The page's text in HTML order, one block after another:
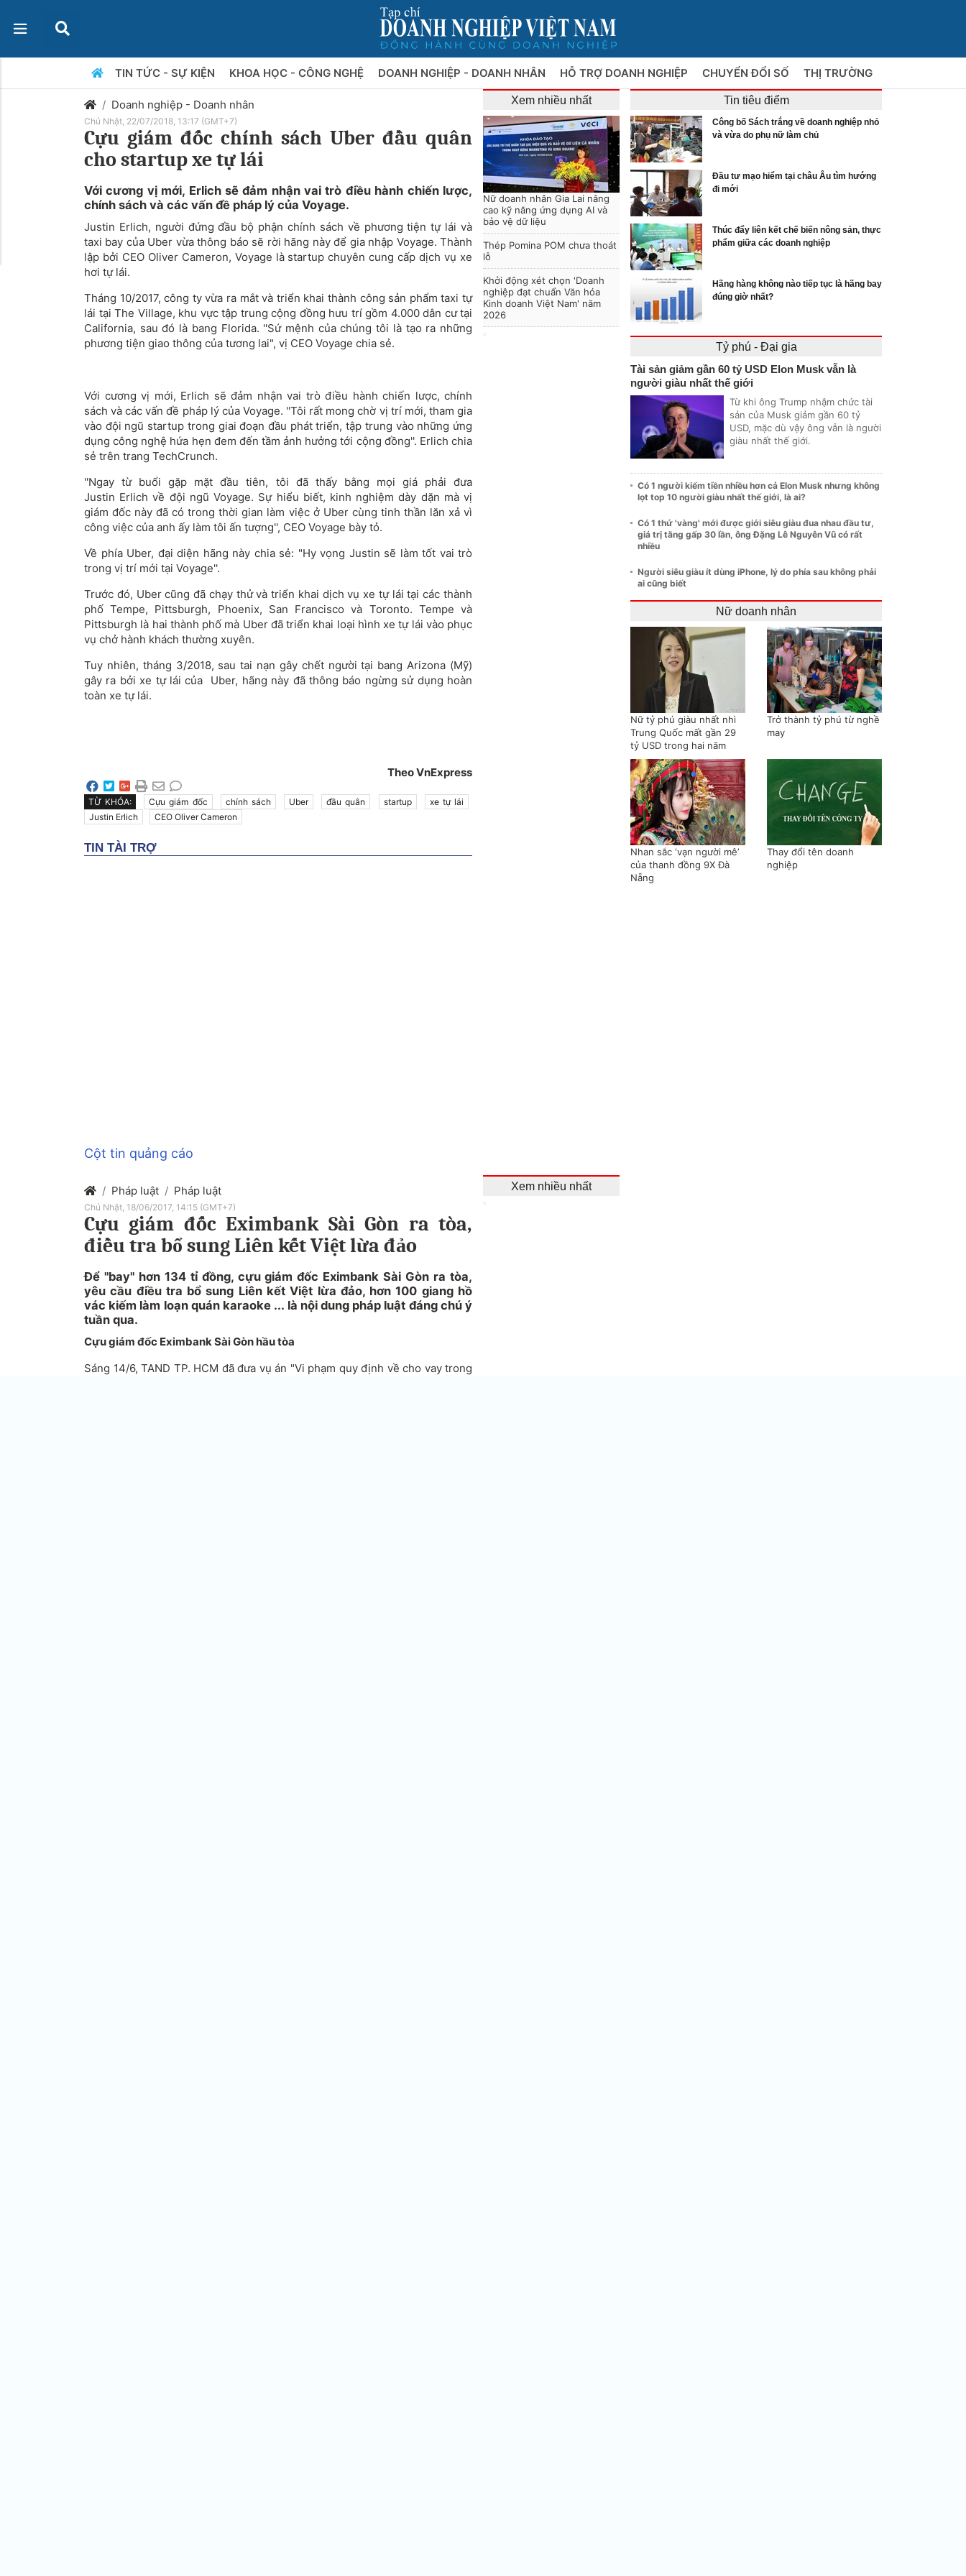
TIN TỨC - SỰ KIỆN KHOA HỌC - CÔNG NGHỆ DOANH NGHIỆP - DOANH NHÂN HỖ TRỢ DOANH NGHIỆP CHUYỂN ĐỔI SỐ THỊ TRƯỜNG
Doanh nghiệp - Doanh nhân
Chủ Nhật, 22/07/2018, 13:17 (GMT+7)
Cựu giám đốc chính sách Uber đầu quân
cho startup xe tự lái
Với cương vị mới, Erlich sẽ đảm nhận vai trò điều hành chiến lược,
chính sách và các vấn đề pháp lý của Voyage.
Justin Erlich, người đứng đầu bộ phận chính sách về phương tiện tự lái và
taxi bay của Uber vừa thông báo sẽ rời hãng này để gia nhập Voyage. Thành
lập bởi CEO Oliver Cameron, Voyage là startup chuyên cung cấp dịch vụ xe
hơi tự lái.
Tháng 10/2017, công ty vừa ra mắt và triển khai thành công sản phẩm taxi tự
lái tại The Village, khu vực tập trung cộng đồng hưu trí gồm 4.000 dân cư tại
California, sau đó là bang Florida. ''Sứ mệnh của chúng tôi là tạo ra những
phương tiện giao thông của tương lai", vị CEO Voyage chia sẻ.
Với cương vị mới, Erlich sẽ đảm nhận vai trò điều hành chiến lược, chính
sách và các vấn đề pháp lý của Voyage. ''Tôi rất mong chờ vị trí mới, tham gia
vào đội ngũ startup trong giai đoạn đầu phát triển, tập trung vào những ứng
dụng công nghệ hứa hẹn đem đến tầm ảnh hưởng tới cộng đồng''. Erlich chia
sẻ trên trang TechCrunch.
''Ngay từ buổi gặp mặt đầu tiên, tôi đã thấy bằng mọi giá phải đưa
Justin Erlichvề đội ngũ Voyage. Sự hiểu biết, kinh nghiệm dày dặn mà vị
giám đốc này đã có trong thời gian làm việc ở Uber cùng tinh thần lăn xả vì
công việc của anh ấy làm tôi ấn tượng'', CEO Voyage bày tỏ.
Về phía Uber, đại diện hãng này chia sẻ: "Hy vọng Justin sẽ làm tốt vai trò
trong vị trí mới tại Voyage''.
Trước đó, Uber cũng đã chạy thử và triển khai dịch vụ xe tự lái tại các thành
phố Tempe, Pittsburgh, Phoenix, San Francisco và Toronto. Tempe và
Pittsburgh là hai thành phố mà Uber đã triển khai loại hình xe tự lái vào phục
vụ chở hành khách thường xuyên.
Tuy nhiên, tháng 3/2018, sau tai nạn gây chết người tại bang Arizona (Mỹ)
gây ra bởi xe tự lái của Uber, hãng này đã thông báo ngừng sử dụng hoàn
toàn xe tự lái.
Theo VnExpress
TỪ KHÓA: Cựu giám đốc chính sách Uber đầu quân startup
xe tự lái
Justin Erlich
CEO Oliver Cameron
Xem nhiều nhất
Nữ doanh nhân Gia Lai nâng
cao kỹ năng ứng dụng AI và
bảo vệ dữ liệu
Thép Pomina POM chưa thoát
lỗ
Khởi động xét chọn 'Doanh
nghiệp đạt chuẩn Văn hóa
Kinh doanh Việt Nam' năm
2026
Cột tin quảng cáo
Tin tiêu điểm
Công bố Sách trắng về doanh nghiệp nhỏ
và vừa do phụ nữ làm chủ
Đầu tư mạo hiểm tại châu Âu tìm hướng
đi mới
Thúc đẩy liên kết chế biến nông sản, thực
phẩm giữa các doanh nghiệp
Hãng hàng không nào tiếp tục là hãng bay
đúng giờ nhất?
Tỷ phú - Đại gia
Tài sản giảm gần 60 tỷ USD Elon Musk vẫn là
người giàu nhất thế giới
Từ khi ông Trump nhậm chức tài
sản của Musk giảm gần 60 tỷ
USD, mặc dù vậy ông vẫn là người
giàu nhất thế giới.
Có 1 người kiếm tiền nhiều hơn cả Elon Musk nhưng không
lọt top 10 người giàu nhất thế giới, là ai?
Có 1 thứ 'vàng' mới được giới siêu giàu đua nhau đầu tư,
giá trị tăng gấp 30 lần, ông Đặng Lê Nguyên Vũ có rất
nhiều
Người siêu giàu ít dùng iPhone, lý do phía sau không phải
ai cũng biết
Nữ doanh nhân
Nữ tỷ phú giàu nhất nhì
Trung Quốc mất gần 29
tỷ USD trong hai năm
Trở thành tỷ phú từ nghề
may
Nhan sắc ‘vạn người mê’
của thanh đồng 9X Đà
Nẵng
Thay đổi tên doanh
nghiệp
Pháp luật Pháp luật
Chủ Nhật, 18/06/2017, 14:15 (GMT+7)
Cựu giám đốc Eximbank Sài Gòn ra tòa,
điều tra bổ sung Liên kết Việt lừa đảo
Để "bay" hơn 134 tỉ đồng, cựu giám đốc Eximbank Sài Gòn ra tòa,
yêu cầu điều tra bổ sung Liên kết Việt lừa đảo, hơn 100 giang hồ
vác kiếm làm loạn quán karaoke ... là nội dung pháp luật đáng chú ý
tuần qua.
Cựu giám đốc Eximbank Sài Gòn hầu tòa
Sáng 14/6, TAND TP. HCM đã đưa vụ án "Vi phạm quy định về cho vay trong
Xem nhiều nhất